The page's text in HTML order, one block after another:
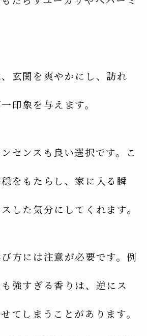
玄関を爽やかにし、訪れ
印象を与えます。
センスも良い選択です。こ
をもたらし、家に入る瞬
した気分にしてくれます。
方には注意が必要です。例
強すぎる香りは、逆にス
てしまうことがあります。